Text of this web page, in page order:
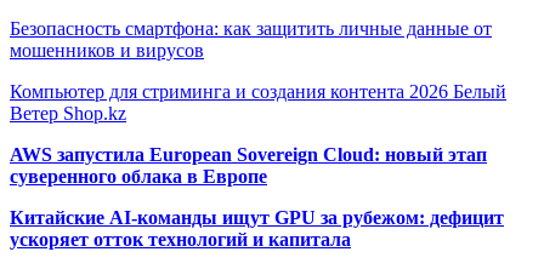
Безопасность смартфона: как защитить личные данные от
мошенников и вирусов
Компьютер для стриминга и создания контента 2026 Белый
Ветер Shop.kz
AWS запустила European Sovereign Cloud: новый этап
суверенного облака в Европе
Китайские AI-команды ищут GPU за рубежом: дефицит
ускоряет отток технологий и капитала